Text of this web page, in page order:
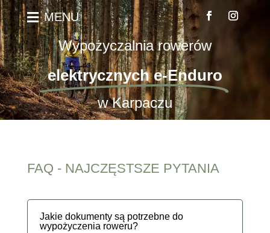
 MENU
Wypożyczalnia rowerów
elektrycznych e-Enduro
w Karpaczu
FAQ - NAJCZĘSTSZE PYTANIA
Jakie dokumenty są potrzebne do
wypożyczenia roweru?